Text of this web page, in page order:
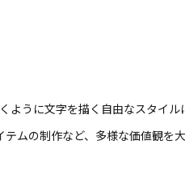
ように文字を描く自由なスタイ
ムの制作など、多様な価値観を